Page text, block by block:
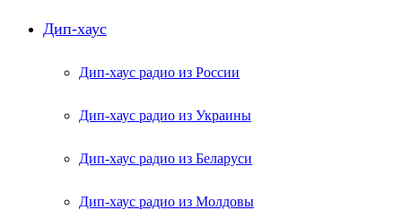
Дип-хаус
Дип-хаус радио из России
Дип-хаус радио из Украины
Дип-хаус радио из Беларуси
Дип-хаус радио из Молдовы